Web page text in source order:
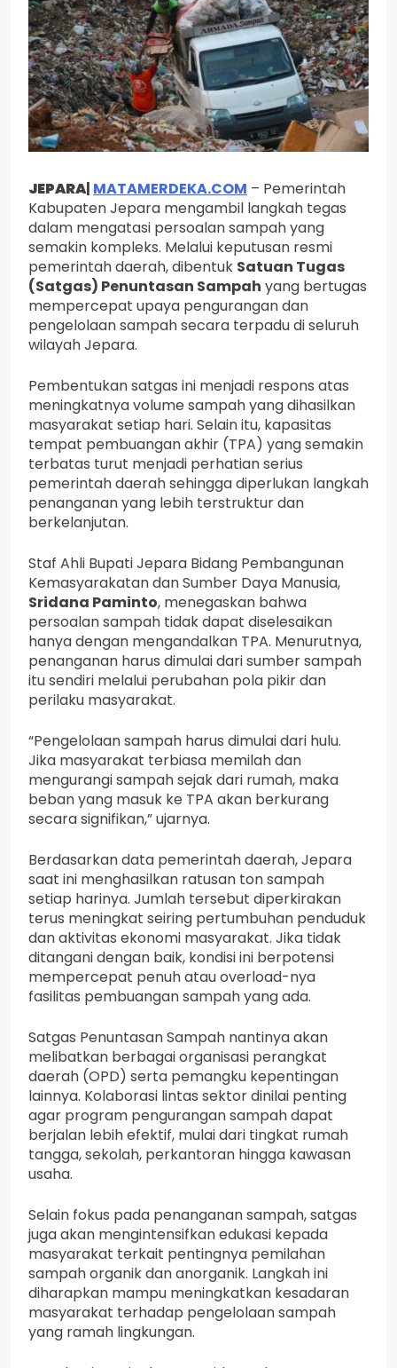
JEPARA| MATAMERDEKA.COM – Pemerintah
Kabupaten Jepara mengambil langkah tegas
dalam mengatasi persoalan sampah yang
semakin kompleks. Melalui keputusan resmi
pemerintah daerah, dibentuk Satuan Tugas
(Satgas) Penuntasan Sampah yang bertugas
mempercepat upaya pengurangan dan
pengelolaan sampah secara terpadu di seluruh
wilayah Jepara.
Pembentukan satgas ini menjadi respons atas
meningkatnya volume sampah yang dihasilkan
masyarakat setiap hari. Selain itu, kapasitas
tempat pembuangan akhir (TPA) yang semakin
terbatas turut menjadi perhatian serius
pemerintah daerah sehingga diperlukan langkah
penanganan yang lebih terstruktur dan
berkelanjutan.
Staf Ahli Bupati Jepara Bidang Pembangunan
Kemasyarakatan dan Sumber Daya Manusia,
Sridana Paminto, menegaskan bahwa
persoalan sampah tidak dapat diselesaikan
hanya dengan mengandalkan TPA. Menurutnya,
penanganan harus dimulai dari sumber sampah
itu sendiri melalui perubahan pola pikir dan
perilaku masyarakat.
“Pengelolaan sampah harus dimulai dari hulu.
Jika masyarakat terbiasa memilah dan
mengurangi sampah sejak dari rumah, maka
beban yang masuk ke TPA akan berkurang
secara signifikan,” ujarnya.
Berdasarkan data pemerintah daerah, Jepara
saat ini menghasilkan ratusan ton sampah
setiap harinya. Jumlah tersebut diperkirakan
terus meningkat seiring pertumbuhan penduduk
dan aktivitas ekonomi masyarakat. Jika tidak
ditangani dengan baik, kondisi ini berpotensi
mempercepat penuh atau overload-nya
fasilitas pembuangan sampah yang ada.
Satgas Penuntasan Sampah nantinya akan
melibatkan berbagai organisasi perangkat
daerah (OPD) serta pemangku kepentingan
lainnya. Kolaborasi lintas sektor dinilai penting
agar program pengurangan sampah dapat
berjalan lebih efektif, mulai dari tingkat rumah
tangga, sekolah, perkantoran hingga kawasan
usaha.
Selain fokus pada penanganan sampah, satgas
juga akan mengintensifkan edukasi kepada
masyarakat terkait pentingnya pemilahan
sampah organik dan anorganik. Langkah ini
diharapkan mampu meningkatkan kesadaran
masyarakat terhadap pengelolaan sampah
yang ramah lingkungan.